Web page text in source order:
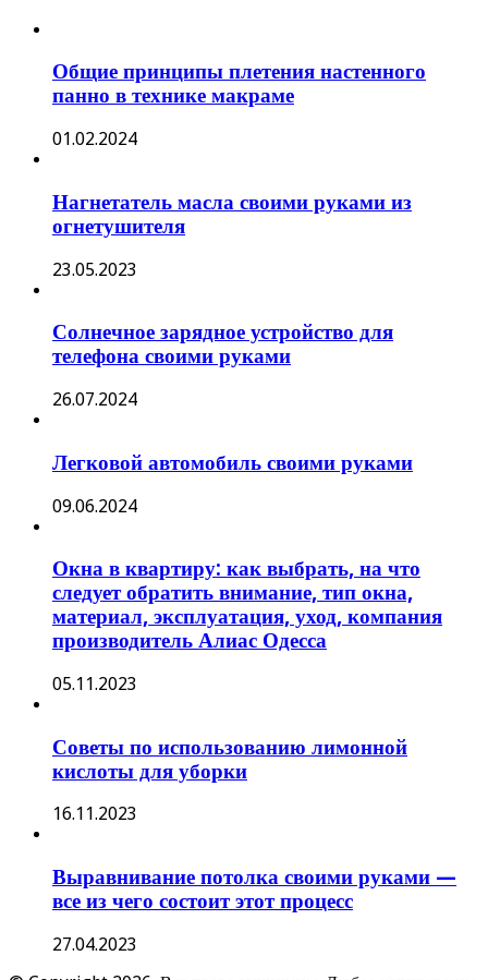
Общие принципы плетения настенного
панно в технике макраме
01.02.2024
Нагнетатель масла своими руками из
огнетушителя
23.05.2023
Солнечное зарядное устройство для
телефона своими руками
26.07.2024
Легковой автомобиль своими руками
09.06.2024
Окна в квартиру: как выбрать, на что
следует обратить внимание, тип окна,
материал, эксплуатация, уход, компания
производитель Алиас Одесса
05.11.2023
Советы по использованию лимонной
кислоты для уборки
16.11.2023
Выравнивание потолка своими руками —
все из чего состоит этот процесс
27.04.2023